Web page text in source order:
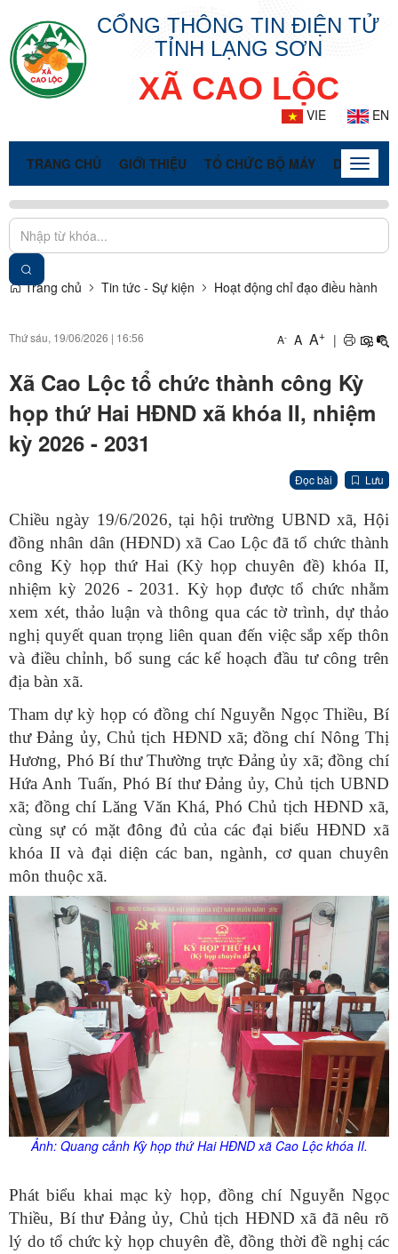
CỔNG THÔNG TIN ĐIỆN TỬ
TỈNH LẠNG SƠN
XÃ CAO LỘC
VIE EN
TRANG CHỦ GIỚI THIỆU TỔ CHỨC BỘ MÁY DOANH
Toggle
Trang chủ Tin tức - Sự kiện Hoạt động chỉ đạo điều hành
Thứ sáu, 19/06/2026 | 16:56 A- A A+ |
Xã Cao Lộc tổ chức thành công Kỳ
họp thứ Hai HĐND xã khóa II, nhiệm
kỳ 2026 - 2031
Đọc bài Lưu
Chiều ngày 19/6/2026, tại hội trường UBND xã, Hội
đồng nhân dân (HĐND) xã Cao Lộc đã tổ chức thành
công Kỳ họp thứ Hai (Kỳ họp chuyên đề) khóa II,
nhiệm kỳ 2026 - 2031. Kỳ họp được tổ chức nhằm
xem xét, thảo luận và thông qua các tờ trình, dự thảo
nghị quyết quan trọng liên quan đến việc sắp xếp thôn
và điều chỉnh, bổ sung các kế hoạch đầu tư công trên
địa bàn xã.
Tham dự kỳ họp có đồng chí Nguyễn Ngọc Thiều, Bí
thư Đảng ủy, Chủ tịch HĐND xã; đồng chí Nông Thị
Hương, Phó Bí thư Thường trực Đảng ủy xã; đồng chí
Hứa Anh Tuấn, Phó Bí thư Đảng ủy, Chủ tịch UBND
xã; đồng chí Lăng Văn Khá, Phó Chủ tịch HĐND xã,
cùng sự có mặt đông đủ của các đại biểu HĐND xã
khóa II và đại diện các ban, ngành, cơ quan chuyên
môn thuộc xã.
Ảnh: Quang cảnh Kỳ họp thứ Hai HĐND xã Cao Lộc khóa II.
Phát biểu khai mạc kỳ họp, đồng chí Nguyễn Ngọc
Thiều, Bí thư Đảng ủy, Chủ tịch HĐND xã đã nêu rõ
lý do tổ chức kỳ họp chuyên đề, đồng thời đề nghị các